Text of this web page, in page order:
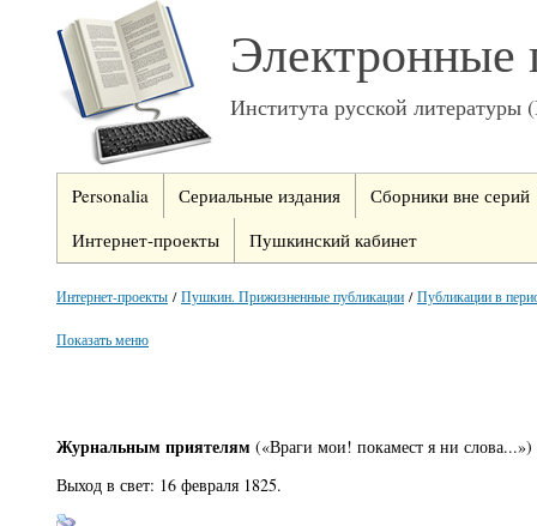
Электронные
Института русской
Personalia Сериальные издания
Сборники вне серий
Интернет-проекты
Пушкинский кабинет
Интернет-проекты /Пушкин. Прижизненные публикации /Публикации в
Показать меню
Журнальным приятелям («Враги мои! покамест я ни
Выход в свет: 16 февраля 1825.